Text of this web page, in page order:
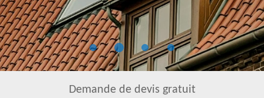
Demande de devis gratuit